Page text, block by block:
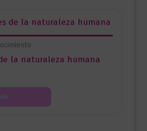
la naturaleza humana